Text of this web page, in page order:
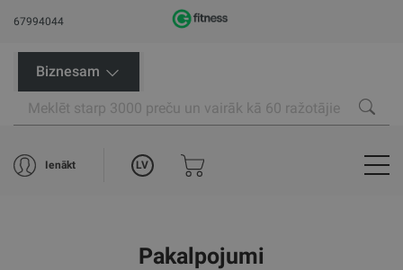
67994044
Biznesam
Ienākt LV
Pakalpojumi